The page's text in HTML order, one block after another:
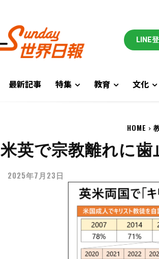
LINE
最新記事 特集 教育 文化
HOME
米英で宗教離れに歯
2025年7月23日